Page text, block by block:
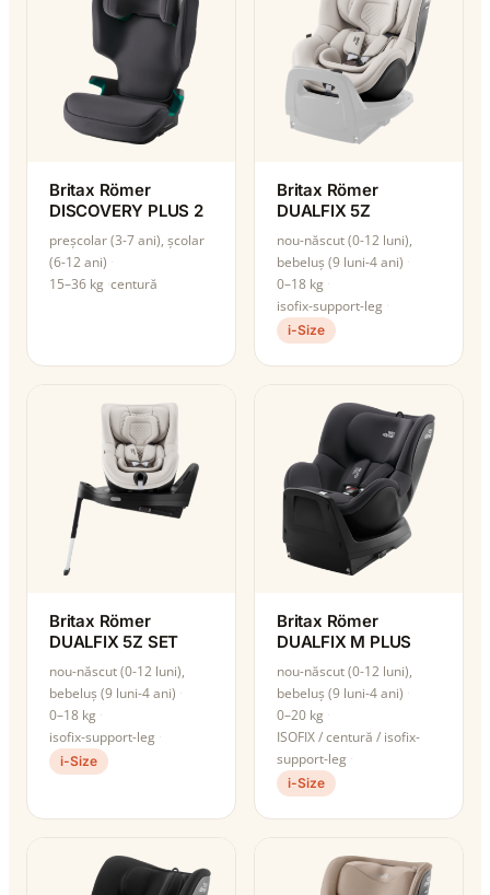
Britax Römer
DISCOVERY PLUS 2
preșcolar (3-7 ani), școlar
(6-12 ani)
15–36 kg centură
Britax Römer
DUALFIX 5Z
nou-născut (0-12 luni),
bebeluș (9 luni-4 ani)
0–18 kg
isofix-support-leg
i-Size
Britax Römer
DUALFIX 5Z SET
nou-născut (0-12 luni),
bebeluș (9 luni-4 ani)
0–18 kg
isofix-support-leg
i-Size
Britax Römer
DUALFIX M PLUS
nou-născut (0-12 luni),
bebeluș (9 luni-4 ani)
0–20 kg
ISOFIX / centură / isofix-
support-leg
i-Size